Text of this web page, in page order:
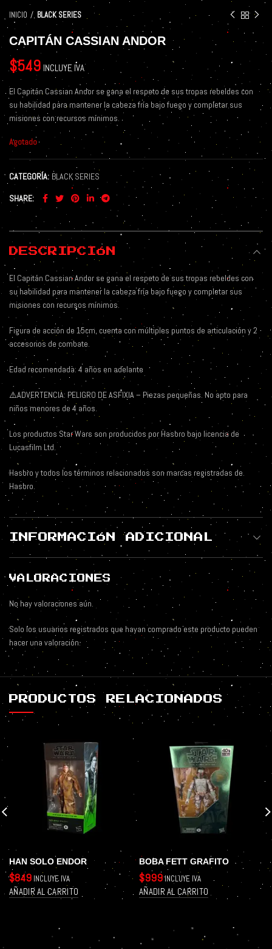
INICIO BLACK SERIES
CAPITÁN CASSIAN ANDOR
$549 INCLUYE IVA
El Capitán Cassian Andor se gana el respeto de sus tropas rebeldes con
su habilidad para mantener la cabeza fría bajo fuego y completar sus
misiones con recursos mínimos.
Agotado
CATEGORÍA: BLACK SERIES
SHARE
DESCRIPCIÓN
El Capitán Cassian Andor se gana el respeto de sus tropas rebeldes con
su habilidad para mantener la cabeza fría bajo fuego y completar sus
misiones con recursos mínimos.
Figura de acción de 15cm, cuenta con múltiples puntos de articulación y 2
accesorios de combate.
Edad recomendada: 4 años en adelante
⚠️ADVERTENCIA: PELIGRO DE ASFIXIA – Piezas pequeñas. No apto para
niños menores de 4 años.
Los productos Star Wars son producidos por Hasbro bajo licencia de
Lucasfilm Ltd.
Hasbro y todos los términos relacionados son marcas registradas de
Hasbro.
INFORMACIÓN ADICIONAL
VALORACIONES
No hay valoraciones aún.
Solo los usuarios registrados que hayan comprado este producto pueden
hacer una valoración.
PRODUCTOS RELACIONADOS
HAN SOLO ENDOR
$849 INCLUYE IVA
AÑADIR AL CARRITO
BOBA FETT GRAFITO
$999 INCLUYE IVA
AÑADIR AL CARRITO